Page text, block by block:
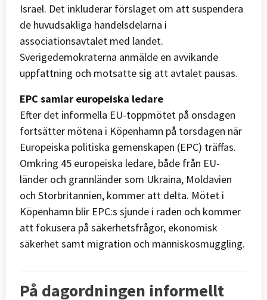
Israel. Det inkluderar förslaget om att suspendera
de huvudsakliga handelsdelarna i
associationsavtalet med landet.
Sverigedemokraterna anmälde en avvikande
uppfattning och motsatte sig att avtalet pausas.
EPC samlar europeiska ledare
Efter det informella EU-toppmötet på onsdagen
fortsätter mötena i Köpenhamn på torsdagen när
Europeiska politiska gemenskapen (EPC) träffas.
Omkring 45 europeiska ledare, både från EU-
länder och grannländer som Ukraina, Moldavien
och Storbritannien, kommer att delta. Mötet i
Köpenhamn blir EPC:s sjunde i raden och kommer
att fokusera på säkerhetsfrågor, ekonomisk
säkerhet samt migration och människosmuggling.
På dagordningen informellt